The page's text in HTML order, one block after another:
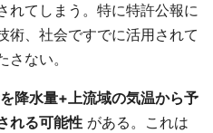
れてしまう。特に特許公報に
術、社会ですでに活用されて
ない。
降水量+上流域の気温から予
れる可能性 がある。これは